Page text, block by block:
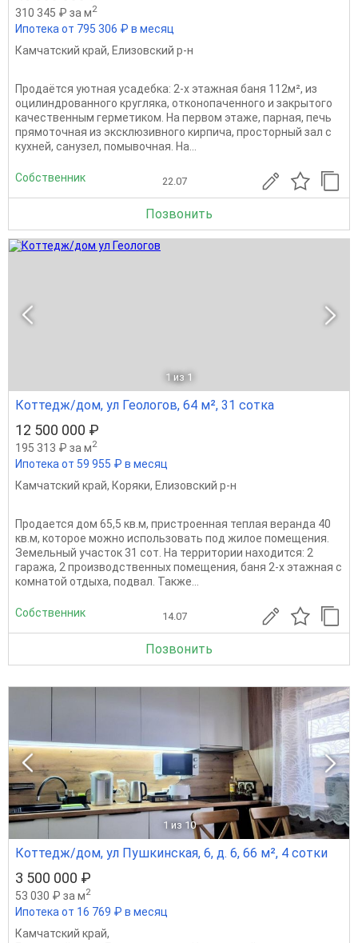
310 345 ₽ за м2
Ипотека от 795 306 ₽ в месяц
Камчатский край, Елизовский р-н
Продаётся уютная усадебка: 2-х этажная баня 112м², из
оцилиндрованного кругляка, отконопаченного и закрытого
качественным герметиком. На первом этаже, парная, печь
прямоточная из эксклюзивного кирпича, просторный зал с
кухней, санузел, помывочная. На...
Собственник 22.07
Позвонить
1 из 1
Коттедж/дом, ул Геологов, 64 м², 31 сотка
12 500 000 ₽
195 313 ₽ за м2
Ипотека от 59 955 ₽ в месяц
Камчатский край, Коряки, Елизовский р-н
Продается дом 65,5 кв.м, пристроенная теплая веранда 40
кв.м, которое можно использовать под жилое помещения.
Земельный участок 31 сот. На территории находится: 2
гаража, 2 производственных помещения, баня 2-х этажная с
комнатой отдыха, подвал. Также...
Собственник 14.07
Позвонить
1 из 10
Коттедж/дом, ул Пушкинская, 6, д. 6, 66 м², 4 сотки
3 500 000 ₽
53 030 ₽ за м2
Ипотека от 16 769 ₽ в месяц
Камчатский край,